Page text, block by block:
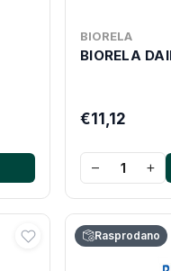
BIORELA
BIORELA
€11,12
− +
Rasprodano